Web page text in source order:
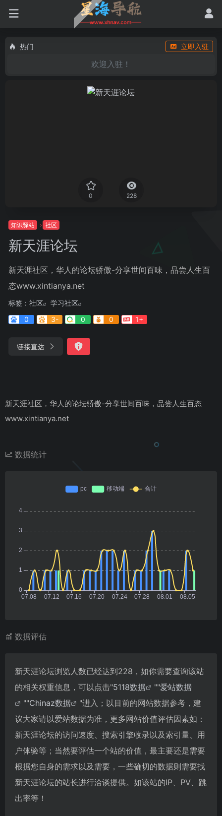
热门 立即入驻
欢迎入驻！
0 228
知识驿站 社区
新天涯论坛
新天涯社区，华人的论坛骄傲-分享世间百味，品尝人生百
态www.xintianya.net
标签： 社区
学习社区
0
3- 0 0 1+
链接直达
新天涯社区，华人的论坛骄傲-分享世间百味，品尝人生百态
www.xintianya.net
数据统计
数据评估
新天涯论坛浏览人数已经达到228，如你需要查询该站
的相关权重信息，可以点击"5118数据 ""爱站数据
""Chinaz数据
"进入；以目前的网站数据参考，建
议大家请以爱站数据为准，更多网站价值评估因素如：
新天涯论坛的访问速度、搜索引擎收录以及索引量、用
户体验等；当然要评估一个站的价值，最主要还是需要
根据您自身的需求以及需要，一些确切的数据则需要找
新天涯论坛的站长进行洽谈提供。如该站的IP、PV、跳
出率等！